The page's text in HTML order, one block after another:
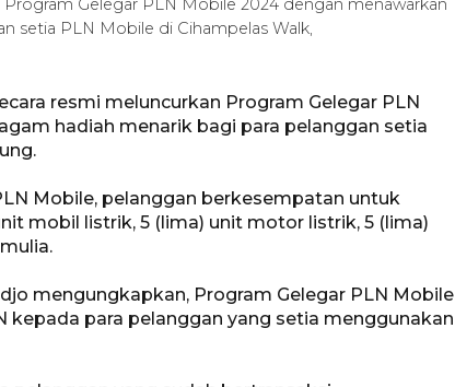
Gelegar PLN Mobile 2024 dengan menawarkan
setia PLN Mobile di Cihampelas Walk,
resmi meluncurkan Program Gelegar PLN
hadiah menarik bagi para pelanggan setia
Mobile, pelanggan berkesempatan untuk
mobil listrik, 5 (lima) unit motor listrik, 5 (lima)
mengungkapkan, Program Gelegar PLN Mobile
kepada para pelanggan yang setia menggunakan